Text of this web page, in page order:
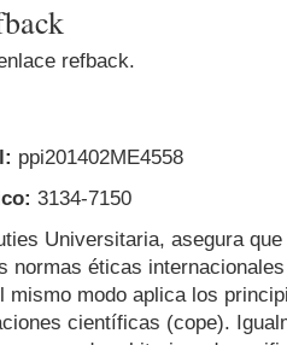
refback.
ppi201402ME4558
3134-7150
Universitaria, asegura
normas éticas
mismo modo aplica los
científicas (cope).